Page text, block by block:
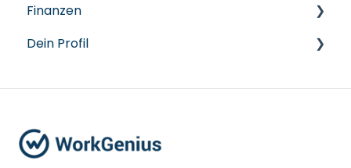
Finanzen
Zahlungsanfragen
FAQ
Dein Profil